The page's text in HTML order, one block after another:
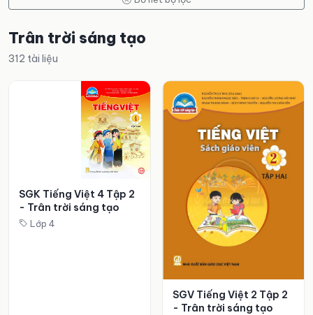
Trân trời sáng tạo
312 tài liệu
SGK Tiếng Việt 4 Tập 2
- Trân trời sáng tạo
Lớp 4
SGV Tiếng Việt 2 Tập 2
- Trân trời sáng tạo